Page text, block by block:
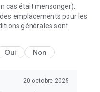
cas était mensonger).
emplacements pour les
générales sont
Oui Non
20 octobre 2025